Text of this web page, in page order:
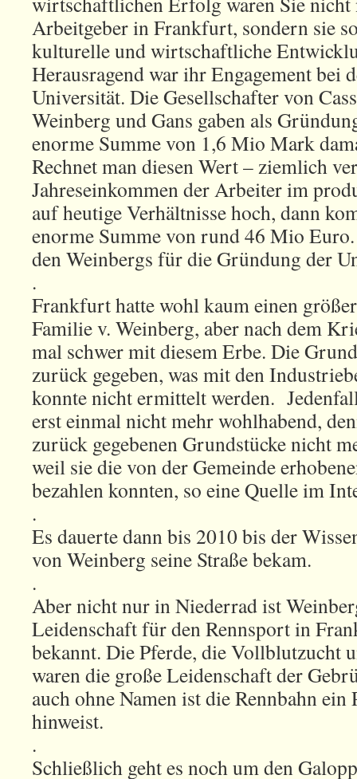
Arbeitgeber in Frankfurt, sondern sie
kulturelle und wirtschaftliche
Herausragend war ihr Engagement bei
Universität. Die Gesellschafter von
Weinberg und Gans gaben als
enorme Summe von 1,6 Mio Mark
Rechnet man diesen Wert – ziemlich
Jahreseinkommen der Arbeiter im
auf heutige Verhältnisse hoch, dann
enorme Summe von rund 46 Mio
den Weinbergs für die Gründung der
.
Frankfurt hatte wohl kaum einen
Familie v. Weinberg, aber nach dem
mal schwer mit diesem Erbe. Die
zurück gegeben, was mit den
konnte nicht ermittelt werden.
erst einmal nicht mehr wohlhabend,
zurück gegebenen Grundstücke nicht
weil sie die von der Gemeinde
bezahlen konnten, so eine Quelle im
.
Es dauerte dann bis 2010 bis der
von Weinberg seine Straße bekam.
.
Aber nicht nur in Niederrad ist
Leidenschaft für den Rennsport in
bekannt. Die Pferde, die Vollblutzucht
waren die große Leidenschaft der
auch ohne Namen ist die Rennbahn ein
hinweist.
.
Schließlich geht es noch um den